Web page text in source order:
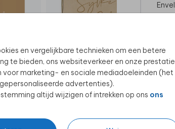
en vergelijkbare technieken om een betere
te bieden, ons websiteverkeer en onze
voor marketing- en sociale mediadoeleinden (het
advertenties).
altijd wijzigen of intrekken op ons ons
GASTENBOEK